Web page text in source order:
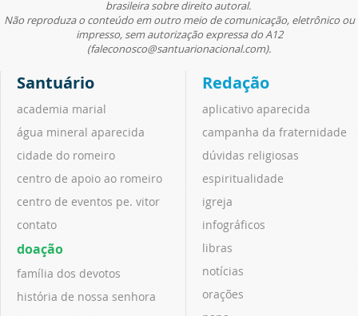
brasileira sobre direito autoral.
Não reproduza o conteúdo em outro meio de comunicação, eletrônico ou
impresso, sem autorização expressa do A12
(faleconosco@santuarionacional.com).
Santuário
academia marial
água mineral aparecida
cidade do romeiro
centro de apoio ao romeiro
centro de eventos pe. vitor
contato
doação
família dos devotos
história de nossa senhora
Redação
aplicativo aparecida
campanha da fraternidade
dúvidas religiosas
espiritualidade
igreja
infográficos
libras
notícias
orações